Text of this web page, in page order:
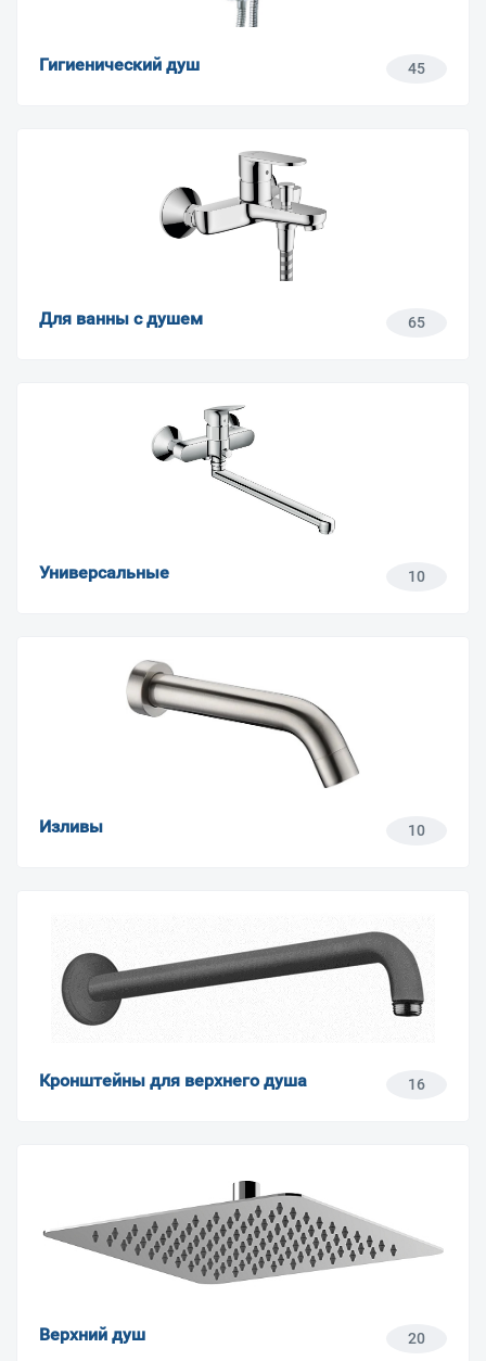
Гигиенический душ 45
Для ванны с душем 65
Универсальные 10
Изливы 10
Кронштейны для верхнего душа 16
Верхний душ 20